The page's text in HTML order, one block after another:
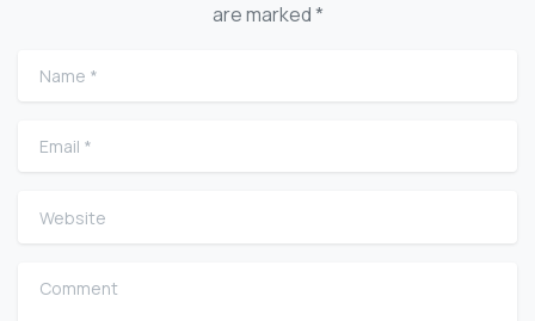
are marked *
Name
Email
Website
Comment